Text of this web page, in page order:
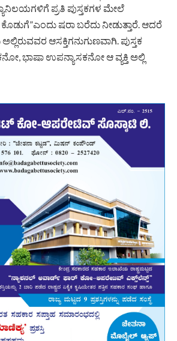
ಪ್ರತಿ ಪುಸ್ತಕಗಳ ಮೇಲೆ
ಷರಾ ಬರೆದು ನೀಡುತ್ತಾರೆ. ಆದರೆ
ಅಲ್ಲಿರುವವರ ಆಸಕ್ತಿಗನುಗುಣವಾಗಿ. ಪುಸ್ತಕ
ಭಾಷಾ ಉಪನ್ಯಾಸಕನೋ ಆ ವ್ಯಕ್ತಿ ಅಲ್ಲಿ